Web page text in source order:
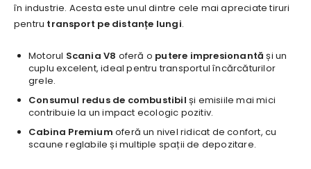
în industrie. Acesta este unul dintre cele mai apreciate tiruri
pentru transport pe distanțe lungi.
Motorul Scania V8 oferă o putere impresionantă și un
cuplu excelent, ideal pentru transportul încărcăturilor
grele.
Consumul redus de combustibil și emisiile mai mici
contribuie la un impact ecologic pozitiv.
Cabina Premium oferă un nivel ridicat de confort, cu
scaune reglabile și multiple spații de depozitare.